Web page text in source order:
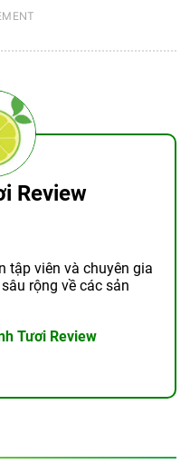
Review
tập viên và chuyên gia
rộng về các sản
Tươi Review